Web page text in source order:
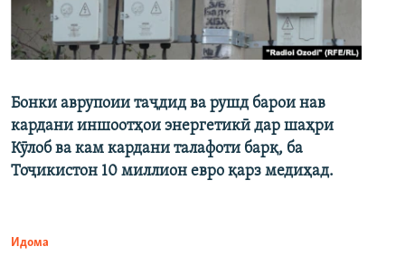
Бонки аврупоии таҷдид ва рушд барои нав
кардани иншоотҳои энергетикӣ дар шаҳри
Кӯлоб ва кам кардани талафоти барқ, ба
Тоҷикистон 10 миллион евро қарз медиҳад.
Идома